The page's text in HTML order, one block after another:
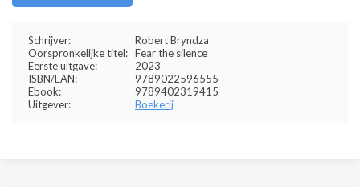
Schrijver:
Robert Bryndza
Oorspronkelijke titel: Fear the silence
Eerste uitgave:
2023
ISBN/EAN:
9789022596555
Ebook:
9789402319415
Uitgever:
Boekerij